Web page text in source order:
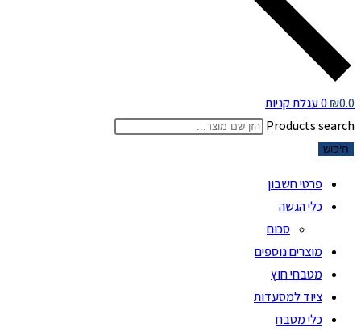
₪0.0
0 עגלת קניות
Products search
חיפוש
פרטי חשבון
כלי הגשה
סכום
מוצרים נוספים
מטבחי חוץ
ציוד למסעדות
כלי מטבח